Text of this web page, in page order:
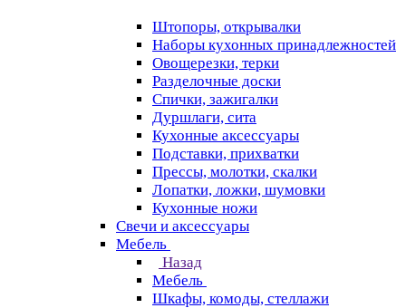
Штопоры, открывалки
Наборы кухонных принадлежностей
Овощерезки, терки
Разделочные доски
Спички, зажигалки
Дуршлаги, сита
Кухонные аксессуары
Подставки, прихватки
Прессы, молотки, скалки
Лопатки, ложки, шумовки
Кухонные ножи
Свечи и аксессуары
Мебель
Назад
Мебель
Шкафы, комоды, стеллажи